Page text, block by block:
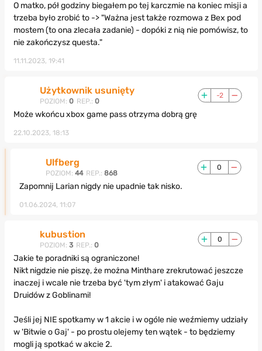
O matko, pół godziny biegałem po tej karczmie na koniec misji a
trzeba było zrobić to -> "Ważna jest także rozmowa z Bex pod
mostem (to ona zlecała zadanie) - dopóki z nią nie pomówisz, to
nie zakończysz questa."
11.11.2023, 19:41
Użytkownik usunięty
POZIOM: 0 REP.: 0
-2
Może wkońcu xbox game pass otrzyma dobrą grę
22.10.2023, 18:13
Ulfberg
POZIOM: 44 REP.: 868
0
Zapomnij Larian nigdy nie upadnie tak nisko.
01.06.2024, 11:07
kubustion
POZIOM: 3 REP.: 0
0
Jakie te poradniki są ograniczone!
Nikt nigdzie nie piszę, że można Minthare zrekrutować jeszcze
inaczej i wcale nie trzeba być 'tym złym' i atakować Gaju
Druidów z Goblinami!
Jeśli jej NIE spotkamy w 1 akcie i w ogóle nie weźmiemy udziały
w 'Bitwie o Gaj' - po prostu olejemy ten wątek - to będziemy
mogli ją spotkać w akcie 2.